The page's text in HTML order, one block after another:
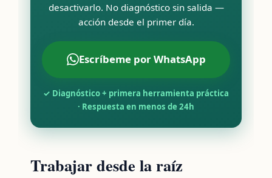
desactivarlo. No diagnóstico sin salida —
acción desde el primer día.
Escríbeme por WhatsApp
✓ Diagnóstico + primera herramienta práctica
· Respuesta en menos de 24h
Trabajar desde la raíz